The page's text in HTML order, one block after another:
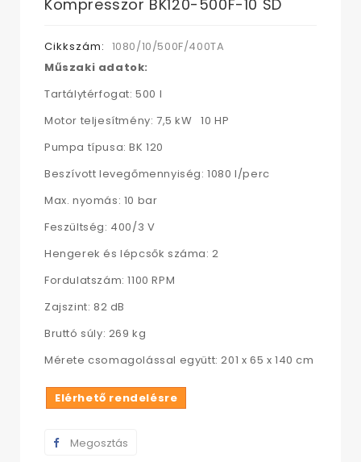
Kompresszor BK120-500F-10 SD
Cikkszám: 1080/10/500F/400TA
Műszaki adatok:
Tartálytérfogat: 500 l
Motor teljesítmény: 7,5 kW 10 HP
Pumpa típusa: BK 120
Beszívott levegőmennyiség: 1080 l/perc
Max. nyomás: 10 bar
Feszültség: 400/3 V
Hengerek és lépcsők száma: 2
Fordulatszám: 1100 RPM
Zajszint: 82 dB
Bruttó súly: 269 kg
Mérete csomagolással együtt: 201 x 65 x 140 cm
Elérhető rendelésre
Megosztás